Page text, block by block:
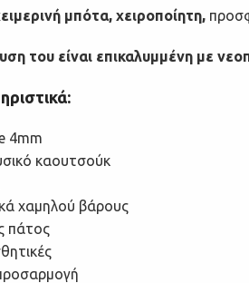
μπότα, χειροποίητη,
του είναι επικαλυμμένη με
4mm
καουτσούκ
χαμηλού βάρους
πάτος